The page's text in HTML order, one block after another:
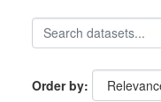
Order by